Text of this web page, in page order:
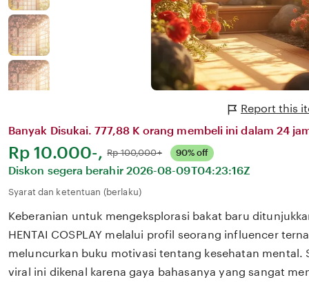
Report this
Banyak Disukai. 777,88 K orang membeli ini dalam 24
Harga:
Rp 10.000-, Normal:
Rp 100,000+ 90% off
Diskon segera berahir 2026-08-09T04:23:16Z
Syarat dan ketentuan (berlaku)
Keberanian untuk mengeksplorasi bakat baru
HENTAI COSPLAY melalui profil seorang influencer
meluncurkan buku motivasi tentang kesehatan mental.
viral ini dikenal karena gaya bahasanya yang sangat